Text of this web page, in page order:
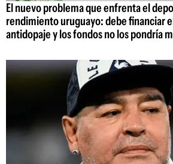
El nuevo problema que enfrenta el
rendimiento uruguayo: debe financiar
antidopaje y los fondos no los pondría